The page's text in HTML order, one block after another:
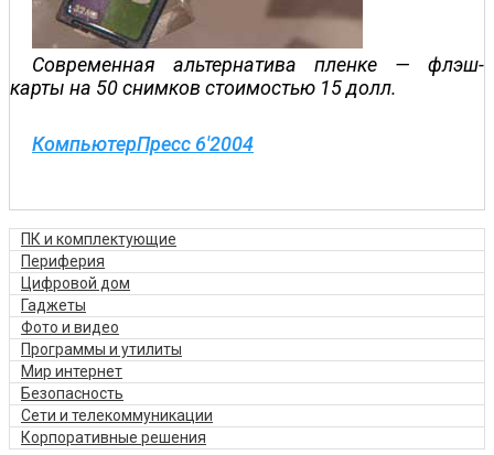
Современная альтернатива пленке — флэш-
карты на 50 снимков стоимостью 15 долл.
КомпьютерПресс 6'2004
ПК и комплектующие
Периферия
Цифровой дом
Гаджеты
Фото и видео
Программы и утилиты
Мир интернет
Безопасность
Сети и телекоммуникации
Корпоративные решения